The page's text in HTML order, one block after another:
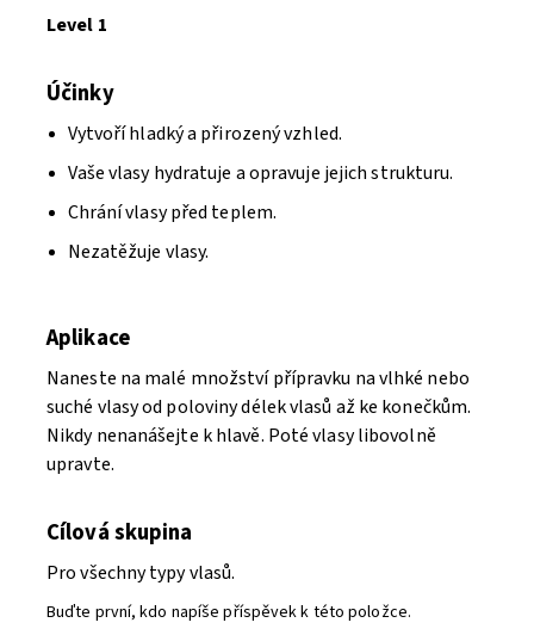
Level 1
Účinky
Vytvoří hladký a přirozený vzhled.
Vaše vlasy hydratuje a opravuje jejich strukturu.
Chrání vlasy před teplem.
Nezatěžuje vlasy.
Aplikace
Naneste na malé množství přípravku na vlhké nebo
suché vlasy od poloviny délek vlasů až ke konečkům.
Nikdy nenanášejte k hlavě. Poté vlasy libovolně
upravte.
Cílová skupina
Pro všechny typy vlasů.
Buďte první, kdo napíše příspěvek k této položce.